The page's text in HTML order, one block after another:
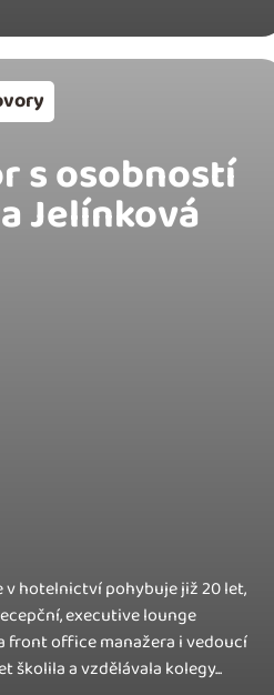
s osobností
Jelínková
v hotelnictví pohybuje již 20 let,
executive lounge
front office manažera i vedoucí
školila a vzdělávala kolegy...